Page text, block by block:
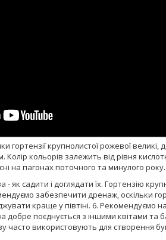
гортензії крупнолистої рожевої великі,
Колір кольорів залежить від рівня
на пагонах поточного та минулого року.
- як садити і доглядати їх. Гортензію
забезпечити дренаж, оскільки
краще у півтіні. 6. Рекомендуємо
добре поєднується з іншими квітами та
часто використовують для створення